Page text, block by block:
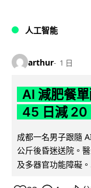
人工智能
arthur 1 日
AI 減肥餐
45 日減 20
成都一名男子跟隨
公斤後昏迷送院。
及多器官功能障礙